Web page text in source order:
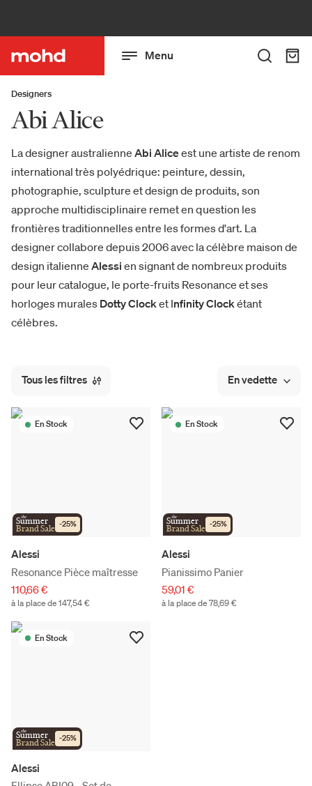
Menu
Designers
Abi Alice
La designer australienne Abi Aliceest une artiste de renom
international très polyédrique: peinture, dessin,
photographie, sculpture et design de produits, son
approche multidisciplinaire remet en question les
frontières traditionnelles entre les formes d'art. La
designer collabore depuis 2006 avec la célèbre maison de
design italienne Alessi en signant de nombreux produits
pour leur catalogue, le porte-fruits Resonance et ses
horloges murales Dotty Clocket Infinity Clockétant
célèbres.
Tous les filtres En vedette
En Stock
the
Summer
Brand Sale -25%
Alessi
Resonance Pièce maîtresse
110,66 €
à la place de 147,54 €
En Stock
the
Summer
Brand Sale -25%
Alessi
Pianissimo Panier
59,01 €
à la place de 78,69 €
En Stock
the
Summer
Brand Sale -25%
Alessi